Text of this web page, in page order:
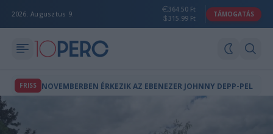
2026. Augusztus 9.
364.50 Ft
315.99 Ft
TÁMOGATÁS
FRISS NOVEMBERBEN ÉRKEZIK AZ EBENEZER JOHNNY DEPP-PEL